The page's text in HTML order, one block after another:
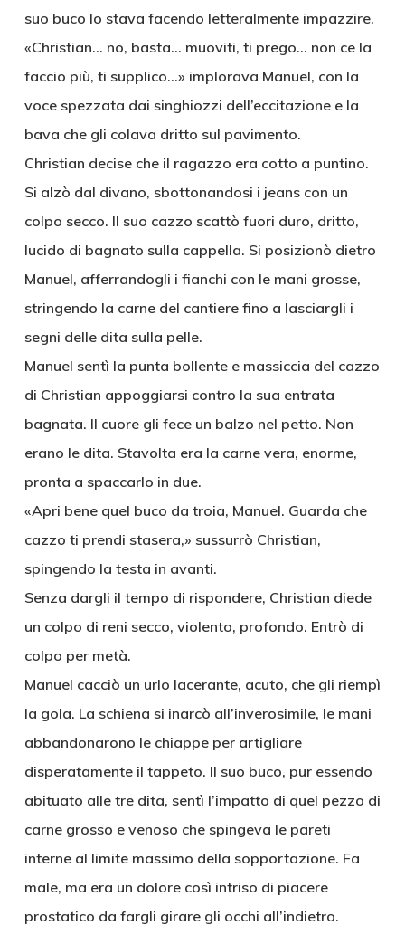
suo buco lo stava facendo letteralmente impazzire.
«Christian… no, basta… muoviti, ti prego… non ce la
faccio più, ti supplico…» implorava Manuel, con la
voce spezzata dai singhiozzi dell’eccitazione e la
bava che gli colava dritto sul pavimento.
Christian decise che il ragazzo era cotto a puntino.
Si alzò dal divano, sbottonandosi i jeans con un
colpo secco. Il suo cazzo scattò fuori duro, dritto,
lucido di bagnato sulla cappella. Si posizionò dietro
Manuel, afferrandogli i fianchi con le mani grosse,
stringendo la carne del cantiere fino a lasciargli i
segni delle dita sulla pelle.
Manuel sentì la punta bollente e massiccia del cazzo
di Christian appoggiarsi contro la sua entrata
bagnata. Il cuore gli fece un balzo nel petto. Non
erano le dita. Stavolta era la carne vera, enorme,
pronta a spaccarlo in due.
«Apri bene quel buco da troia, Manuel. Guarda che
cazzo ti prendi stasera,» sussurrò Christian,
spingendo la testa in avanti.
Senza dargli il tempo di rispondere, Christian diede
un colpo di reni secco, violento, profondo. Entrò di
colpo per metà.
Manuel cacciò un urlo lacerante, acuto, che gli riempì
la gola. La schiena si inarcò all’inverosimile, le mani
abbandonarono le chiappe per artigliare
disperatamente il tappeto. Il suo buco, pur essendo
abituato alle tre dita, sentì l’impatto di quel pezzo di
carne grosso e venoso che spingeva le pareti
interne al limite massimo della sopportazione. Fa
male, ma era un dolore così intriso di piacere
prostatico da fargli girare gli occhi all’indietro.